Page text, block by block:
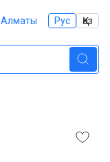
Алматы Рус Қаз